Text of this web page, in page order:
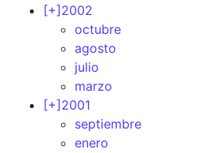
[+] 2002
octubre
agosto
julio
marzo
[+] 2001
septiembre
enero